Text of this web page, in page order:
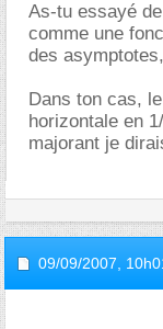
As-tu essayé
comme une
des
Dans ton cas,
horizontale en
majorant je
09/09/2007,